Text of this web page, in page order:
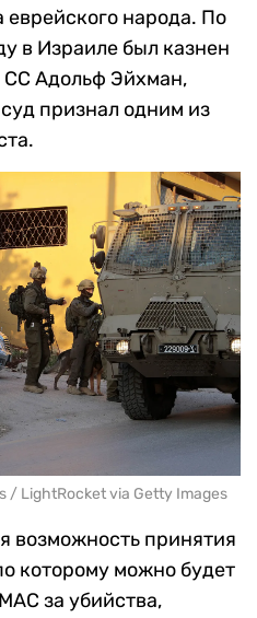
народа. По
в Израиле был казнен
Адольф Эйхман,
признал одним из
/ LightRocket via Getty Images
возможность принятия
которому можно будет
за убийства,